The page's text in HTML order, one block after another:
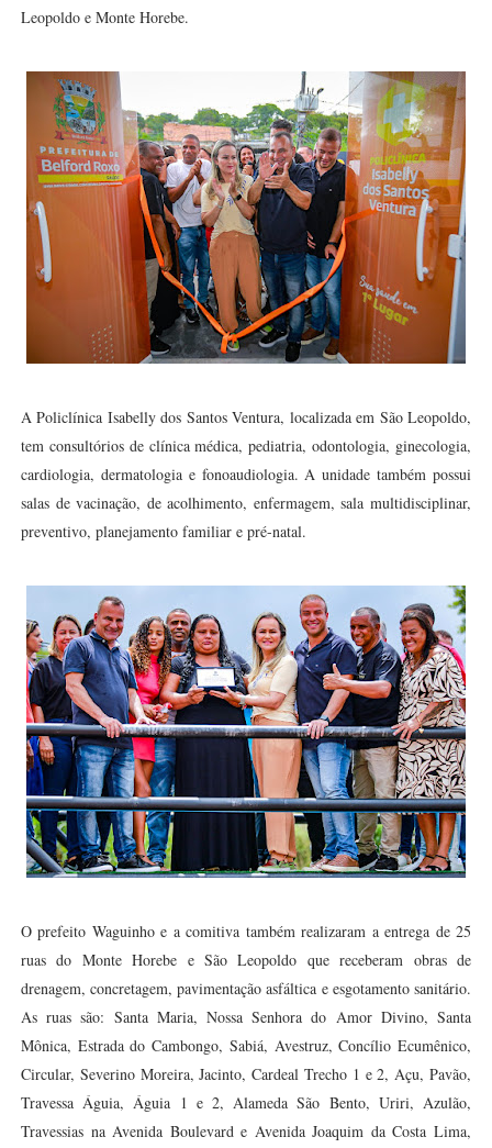
Leopoldo e Monte Horebe.
A Policlínica Isabelly dos Santos Ventura, localizada em São Leopoldo,
tem consultórios de clínica médica, pediatria, odontologia, ginecologia,
cardiologia, dermatologia e fonoaudiologia. A unidade também possui
salas de vacinação, de acolhimento, enfermagem, sala multidisciplinar,
preventivo, planejamento familiar e pré-natal.
O prefeito Waguinho e a comitiva também realizaram a entrega de 25
ruas do Monte Horebe e São Leopoldo que receberam obras de
drenagem, concretagem, pavimentação asfáltica e esgotamento sanitário.
As ruas são: Santa Maria, Nossa Senhora do Amor Divino, Santa
Mônica, Estrada do Cambongo, Sabiá, Avestruz, Concílio Ecumênico,
Circular, Severino Moreira, Jacinto, Cardeal Trecho 1 e 2, Açu, Pavão,
Travessa Águia, Águia 1 e 2, Alameda São Bento, Uriri, Azulão,
Travessias na Avenida Boulevard e Avenida Joaquim da Costa Lima,